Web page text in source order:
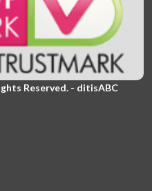
Reserved. - ditisABC